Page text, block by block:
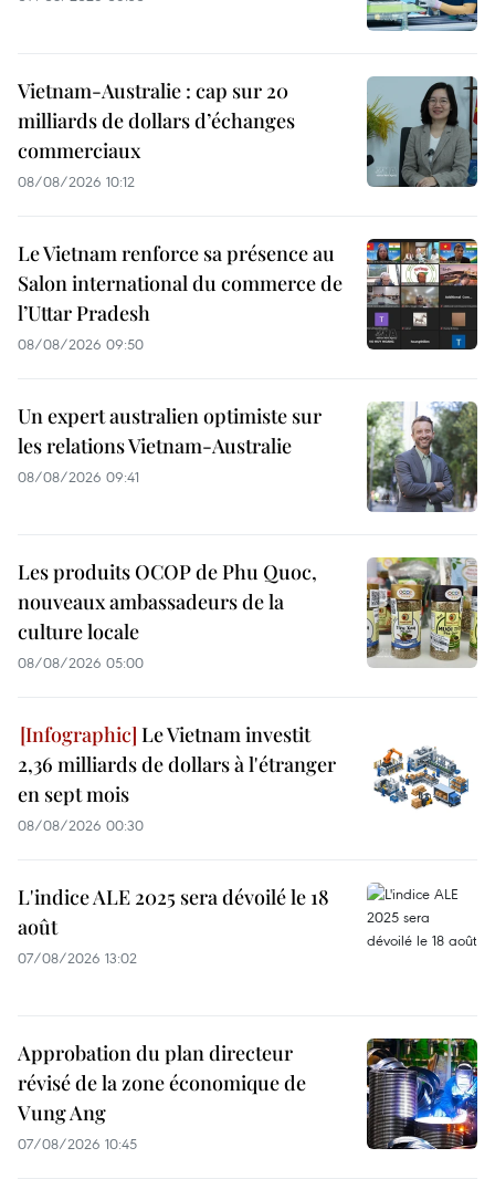
Vietnam-Australie : cap sur 20
milliards de dollars d’échanges
commerciaux
08/08/2026 10:12
Le Vietnam renforce sa présence au
Salon international du commerce de
l’Uttar Pradesh
08/08/2026 09:50
Un expert australien optimiste sur
les relations Vietnam-Australie
08/08/2026 09:41
Les produits OCOP de Phu Quoc,
nouveaux ambassadeurs de la
culture locale
08/08/2026 05:00
Le Vietnam investit
2,36 milliards de dollars à l'étranger
en sept mois
08/08/2026 00:30
L'indice ALE 2025 sera dévoilé le 18
août
07/08/2026 13:02
Approbation du plan directeur
révisé de la zone économique de
Vung Ang
07/08/2026 10:45